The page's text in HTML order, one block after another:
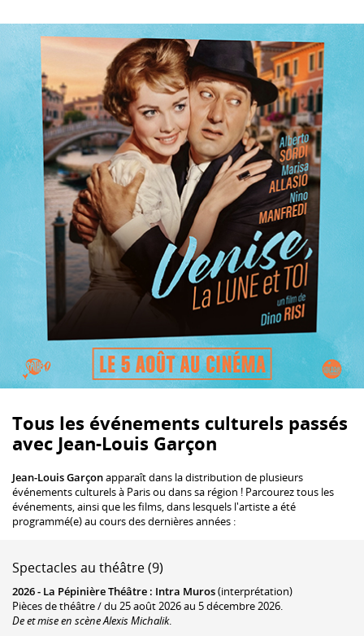
Tous les événements culturels passés
avec Jean-Louis Garçon
Jean-Louis Garçonapparaît dans la distribution de plusieurs
événements culturels à Paris ou dans sa région ! Parcourez tous les
événements, ainsi que les films, dans lesquels l'artiste a été
programmé(e) au cours des dernières années :
Spectacles au théâtre (9)
2026 - La Pépinière Théâtre : Intra Muros(interprétation)
Pièces de théâtre / du 25 août 2026 au 5 décembre 2026.
De et mise en scène Alexis Michalik.